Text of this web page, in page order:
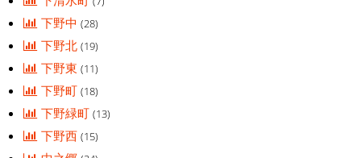
下野中(28)
下野北(19)
下野東(11)
下野町(18)
下野緑町(13)
下野西(15)